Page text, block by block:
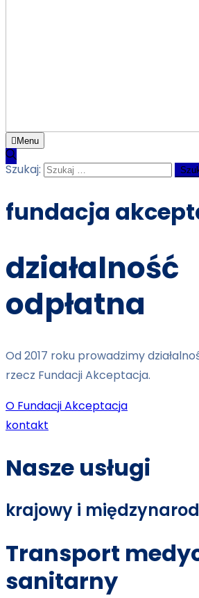
Menu
Szukaj:
fundacja
działalność
odpłatna
Od 2017 roku prowadzimy
rzecz Fundacji Akceptacja.
O Fundacji Akceptacja
kontakt
Nasze usługi
krajowy i
Transport
sanitarny